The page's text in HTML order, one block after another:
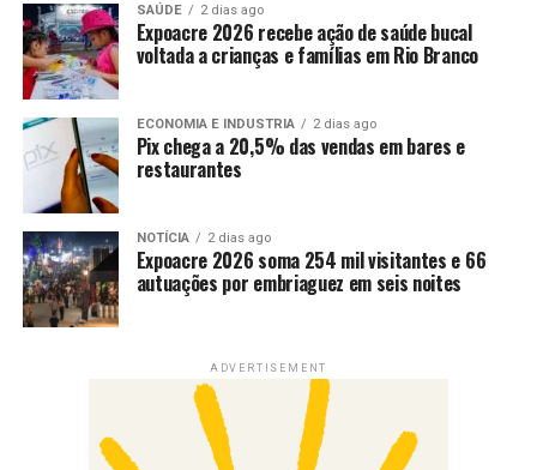
SAÚDE 2 dias ago
Expoacre 2026 recebe ação de saúde bucal
voltada a crianças e famílias em Rio Branco
ECONOMIA E INDUSTRIA 2 dias ago
Pix chega a 20,5% das vendas em bares e
restaurantes
NOTÍCIA 2 dias ago
Expoacre 2026 soma 254 mil visitantes e 66
autuações por embriaguez em seis noites
ADVERTISEMENT